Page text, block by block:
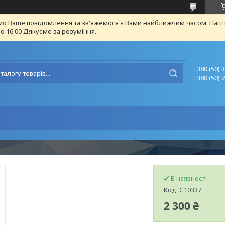
Ваше повідомлення та зв'яжемося з Вами найближчим часом. Наш
16:00 Дякуємо за розуміння.
+380 (50)
+380 (50)
В наявності
Код: С10337
2 300 ₴